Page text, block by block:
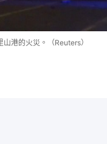
港的火災。（Reuters）